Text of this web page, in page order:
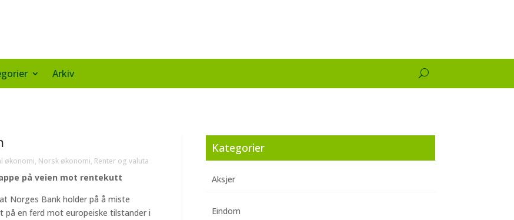
Arkiv
økonomi, Norsk økonomi, Renter og valuta
på veien mot rentekutt
Norges Bank holder på å miste
på en ferd mot europeiske tilstander i
Kategorier
Aksjer
Eindom